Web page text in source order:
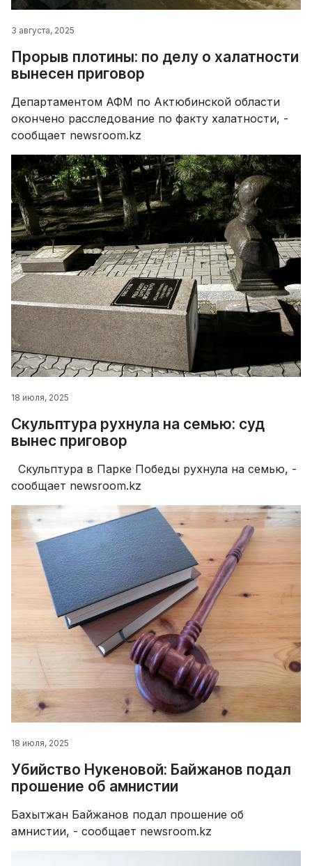
3 августа, 2025
Прорыв плотины: по делу о халатности
вынесен приговор
Департаментом АФМ по Актюбинской области
окончено расследование по факту халатности, -
сообщает newsroom.kz
18 июля, 2025
Скульптура рухнула на семью: суд
вынес приговор
Скульптура в Парке Победы рухнула на семью, -
сообщает newsroom.kz
18 июля, 2025
Убийство Нукеновой: Байжанов подал
прошение об амнистии
Бахытжан Байжанов подал прошение об
амнистии, - сообщает newsroom.kz